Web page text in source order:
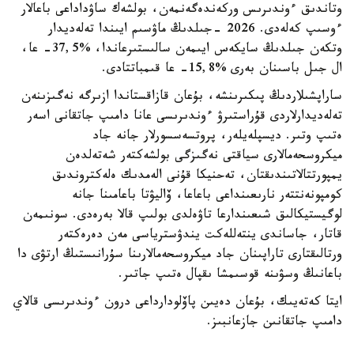
وتاندىق ءوندىرىس وركەندەگەنمەن، بولشەك ساۋداداعى باعالار
ءوسىپ كەلەدى. 2026 -جىلدىڭ ماۋسىم ايىندا تەلەديدار
وتكەن جىلدىڭ سايكەس ايىمەن سالىستىرعاندا، %37,5- عا،
ال جىل باسىنان بەرى %15,8- عا قىمباتتادى.
ساراپشىلاردىڭ پىكىرىنشە، بۇعان قازاقستاندا ازىرگە نەگىزىنەن
تەلەديدارلاردى قۇراستىرۋ ءوندىرىسى عانا دامىپ جاتقانى اسەر
ەتىپ وتىر. ديسپلەيلەر، پروتسەسسورلار جانە جاد
ميكروسحەمالارى سياقتى نەگىزگى بولشەكتەر شەتەلدەن
يمپورتتالاتىندىقتان، تەحنيكا قۇنى الەمدىك ەلەكتروندىق
كومپونەنتتەر نارىعىنداعى باعاعا، ۆاليۋتا باعامىنا جانە
لوگيستيكالىق شىعىندارعا تاۋەلدى بولىپ قالا بەرەدى. سونىمەن
قاتار، جاساندى ينتەللەكت يندۋسترياسى مەن دەرەكتەر
ورتالىقتارى تاراپىنان جاد ميكروسحەمالارىنا سۇرانىستىڭ ارتۋى دا
باعانىڭ وسۋىنە قوسىمشا ىقپال ەتىپ جاتىر.
ايتا كەتەيىك، بۇعان دەيىن پاۆلودارداعى درون ءوندىرىسى قالاي
دامىپ جاتقانىن جازعانبىز.